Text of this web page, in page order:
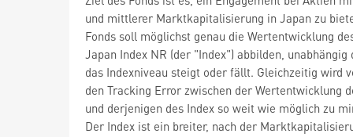
und mittlerer Marktkapitalisierung in Japan zu
Fonds soll möglichst genau die Wertentwicklung
Japan Index NR (der "Index") abbilden, unabhängig
das Indexniveau steigt oder fällt. Gleichzeitig wird
den Tracking Error zwischen der Wertentwicklung
und derjenigen des Index so weit wie möglich zu
Der Index ist ein breiter, nach der